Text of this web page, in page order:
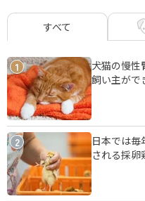
すべて
1
犬猫の慢性
飼い主がで
2
日本では
される採卵